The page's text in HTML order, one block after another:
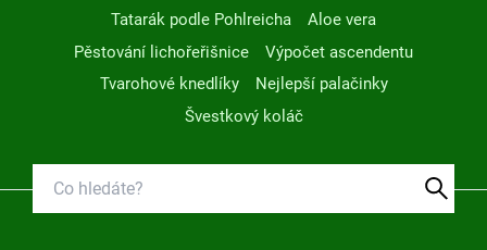
Tatarák podle Pohlreicha
Aloe vera
Pěstování lichořeřišnice
Výpočet ascendentu
Tvarohové knedlíky
Nejlepší palačinky
Švestkový koláč